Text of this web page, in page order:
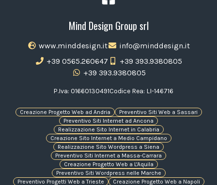
Mind Design Group srl
www.minddesign.it
info@minddesign.it
+39 0565.260647
+39 393.9380805
+39 393.9380805
P.Iva: 01660130491Codice Rea: LI-146716
Creazione Progetto Web ad Andria
Preventivo Siti Web a Sassari
Preventivo Siti Internet ad Ancona
Realizzazione Sito Internet in Calabria
Creazione Sito Internet a Medio Campidano
Realizzazione Sito Wordpress a Siena
Preventivo Siti Internet a Massa-Carrara
Creazione Progetto Web a L'Aquila
Preventivo Siti Wordpress nelle Marche
Preventivo Progetti Web a Trieste
Creazione Progetto Web a Napoli